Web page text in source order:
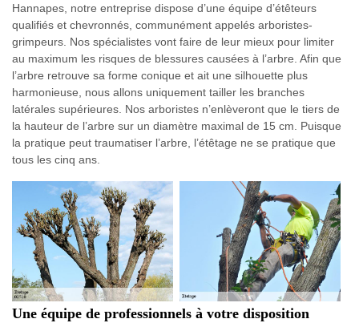
Hannapes, notre entreprise dispose d’une équipe d’étêteurs
qualifiés et chevronnés, communément appelés arboristes-
grimpeurs. Nos spécialistes vont faire de leur mieux pour limiter
au maximum les risques de blessures causées à l’arbre. Afin que
l’arbre retrouve sa forme conique et ait une silhouette plus
harmonieuse, nous allons uniquement tailler les branches
latérales supérieures. Nos arboristes n’enlèveront que le tiers de
la hauteur de l’arbre sur un diamètre maximal de 15 cm. Puisque
la pratique peut traumatiser l’arbre, l’étêtage ne se pratique que
tous les cinq ans.
Une équipe de professionnels à votre disposition